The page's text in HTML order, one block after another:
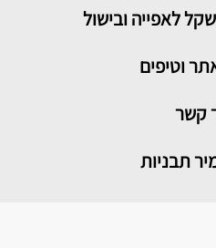
לאפייה ובישול
וטיפים
קשר
תבניות